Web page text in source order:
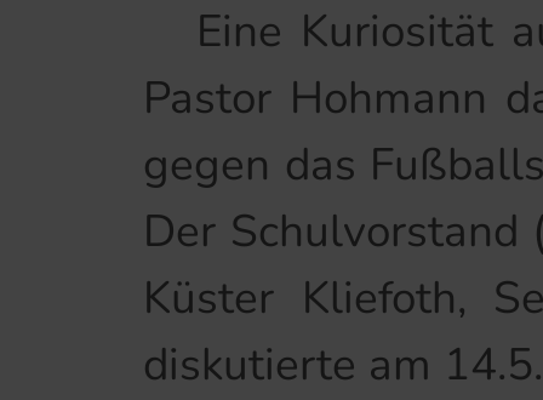
Eine Kuriosität
Pastor Hohmann
gegen das
Der Schulvorstand
Küster Kliefoth,
diskutierte am